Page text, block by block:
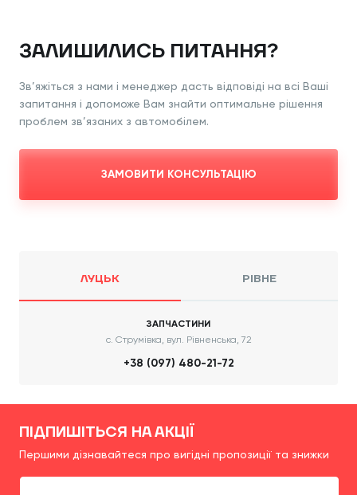
ЗАЛИШИЛИСЬ ПИТАННЯ?
Зв’яжіться з нами і менеджер дасть відповіді на всі Ваші
запитання і допоможе Вам знайти оптимальне рішення
проблем зв’язаних з автомобілем.
ЗАМОВИТИ КОНСУЛЬТАЦІЮ
ЛУЦЬК РІВНЕ
ЗАПЧАСТИНИ
с. Струмівка, вул. Рівненська, 72
+38 (097) 480-21-72
ПІДПИШІТЬСЯ НА АКЦІЇ
Першими дізнавайтеся про вигідні пропозиції та знижки